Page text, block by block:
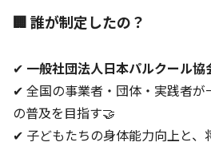
🏢 誰が制定したの？
✔ 一般社団法人日本パルクール協
✔ 全国の事業者・団体・実践者が
の普及を目指す🤝
✔ 子どもたちの身体能力向上と、